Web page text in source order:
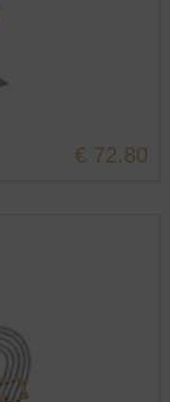
€ 72.80